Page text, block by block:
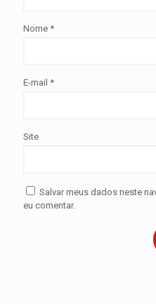
Nome *
E-mail *
Site
Salvar meus dados neste
eu comentar.